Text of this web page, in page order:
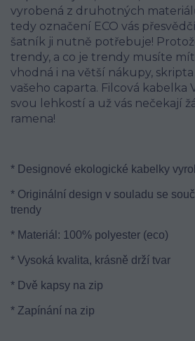
vyrobená z druhotných
tedy označení ECO vás
šatník ji nutně potřebuje!
trendy, a co je trendy musíte
vhodná i na větší nákupy,
vašeho caparta. Filcová kabelka
svou lehkostí a už vás nečekají
ramena!
* Designové ekologické kabelky
* Originální design v souladu se
trendy
* Materiál: 100% polyester (eco)
* Vysoká kvalita, krásně drží tvar
* Dvě kapsy na zip
* Zapínání na zip